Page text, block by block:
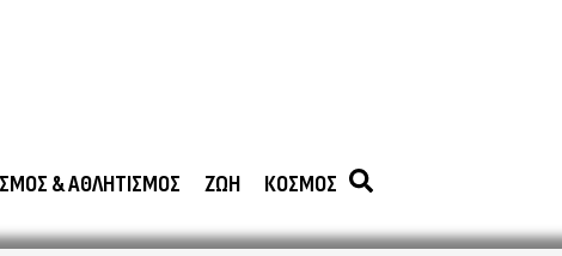
& ΑΘΛΗΤΙΣΜΟΣ ΖΩΗ ΚΟΣΜΟΣ